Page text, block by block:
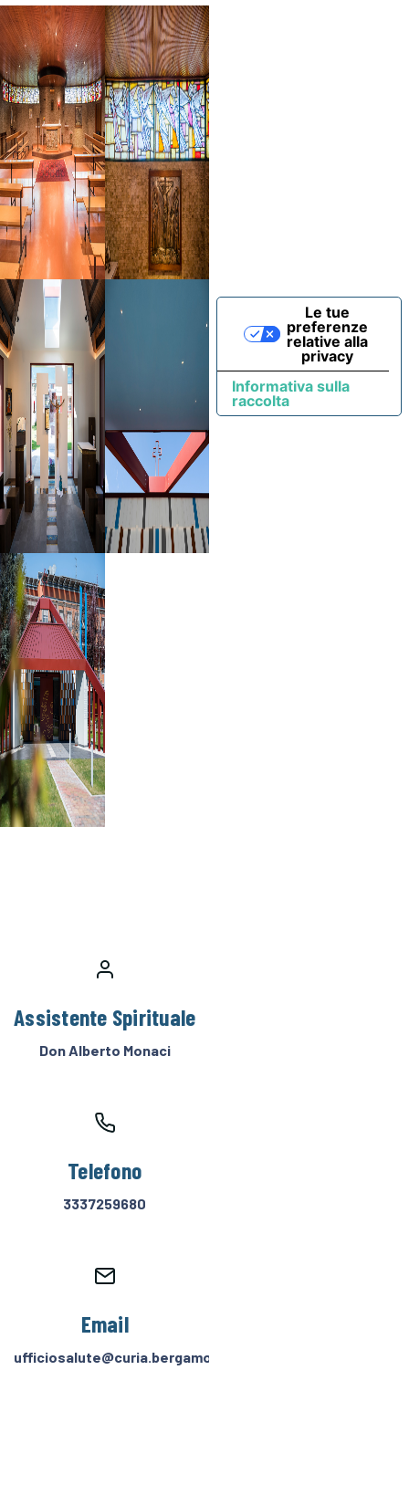
Assistente Spirituale
Don Alberto Monaci
Telefono
3337259680
Email
ufficiosalute@curia.bergamo.it
Informativa sulla
raccolta
Le tue
preferenze
relative alla
privacy